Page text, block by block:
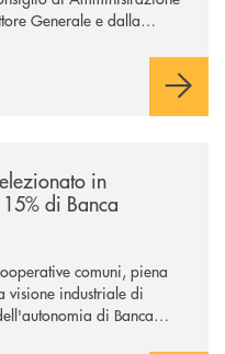
Generale e dalla
Delegato, e con
in
di Banca
comuni, piena
visione industriale di
di Banca